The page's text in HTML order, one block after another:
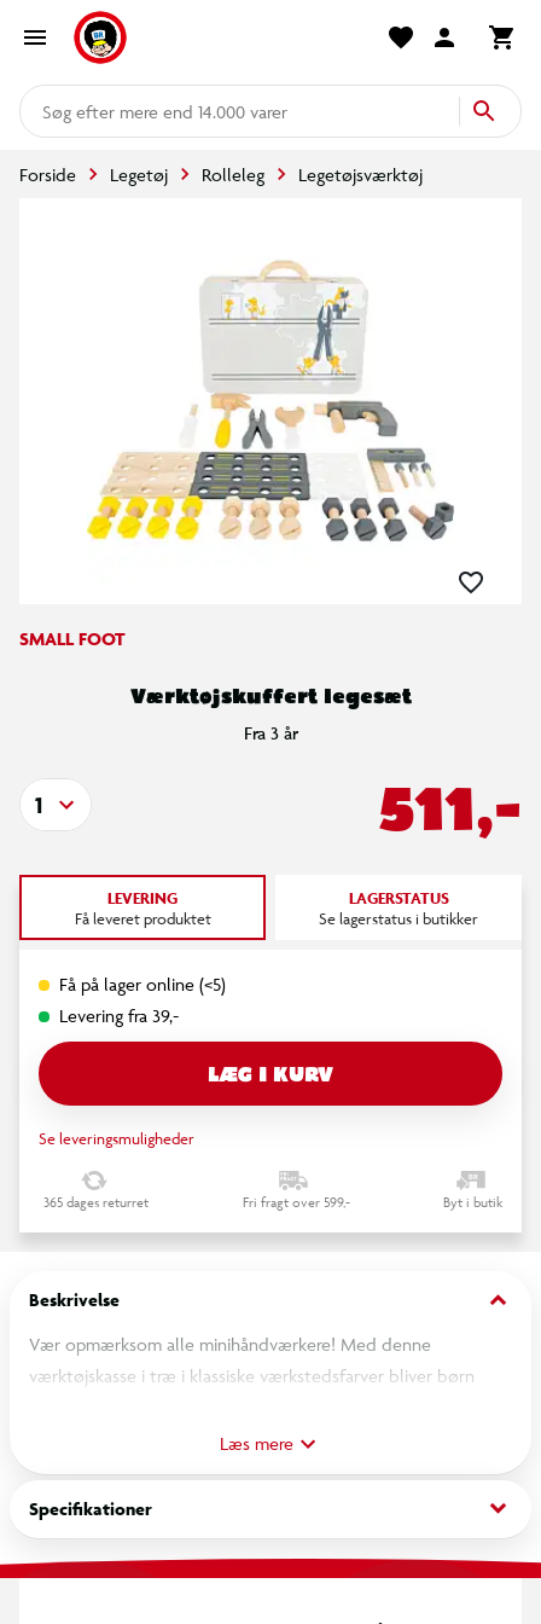
mere end 14.000 varer
Forside Legetøj Rolleleg Legetøjsværktøj
SMALL FOOT
Værktøjskuffert legesæt
Fra 3 år
511,-
1
LEVERING
Få leveret produktet
LAGERSTATUS
Se lagerstatus i butikker
Få på lager online (<5)
Levering fra 39,-
LÆG I KURV
Se leveringsmuligheder
365 dages returret Fri fragt over 599,- Byt i butik
Beskrivelse keyboard_arrow_down
Vær opmærksom alle minihåndværkere! Med denne
værktøjskasse i træ i klassiske værkstedsfarver bliver børn
rolleleg. Det realistiske tilbehør og værktøj som f.eks. en
snedkervinkel med vaterpas eller en praktisk elektrisk
legetøjsboremaskine, der har bits, der kan udskiftes ved hjælp
af magneter, fremmer legesjov og motivation til nye
byggeprojekter! De fleksible elastikbånd inde i værktøjskassen
Læs mere
Specifikationer keyboard_arrow_down